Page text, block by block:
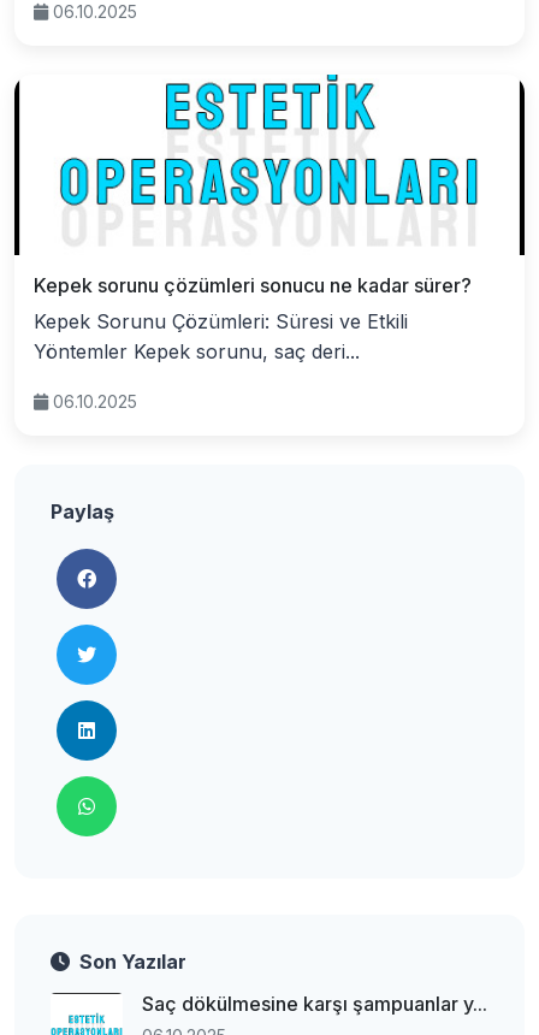
06.10.2025
Kepek sorunu çözümleri sonucu ne kadar sürer?
Kepek Sorunu Çözümleri: Süresi ve Etkili
Yöntemler Kepek sorunu, saç deri...
06.10.2025
Paylaş
Son Yazılar
Saç dökülmesine karşı şampuanlar y...